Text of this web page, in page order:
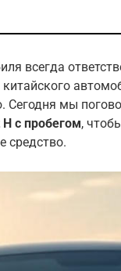
всегда
Сегодня мы
с пробегом,
средство.